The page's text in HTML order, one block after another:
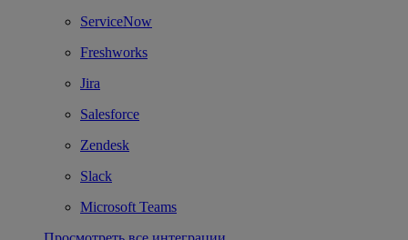
ServiceNow
Freshworks
Jira
Salesforce
Zendesk
Slack
Microsoft Teams